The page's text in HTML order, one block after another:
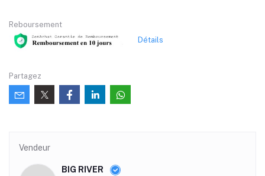
Reboursement
Détails
Partagez
Vendeur
BIG RIVER